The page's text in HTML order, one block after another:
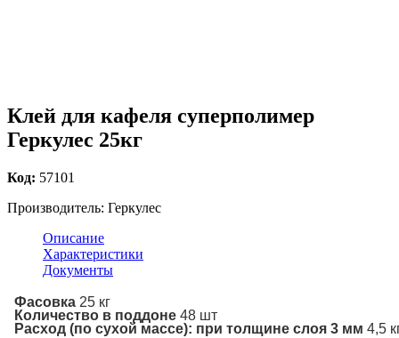
Клей для кафеля суперполимер
Геркулес 25кг
Код: 57101
Производитель: Геркулес
Описание
Характеристики
Документы
Фасовка 25 кг
Количество в поддоне 48 шт
Расход (по сухой массе): при толщине слоя 3 мм 4,5